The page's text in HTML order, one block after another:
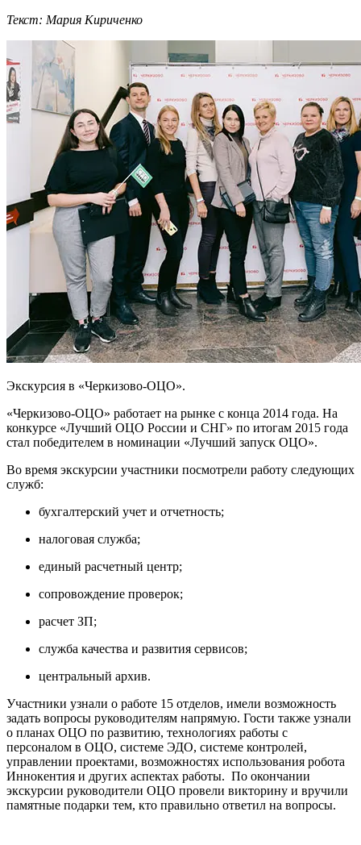
Текст: Мария Кириченко
Экскурсия в «Черкизово-ОЦО».
«Черкизово-ОЦО» работает на рынке с конца 2014 года. На
конкурсе «Лучший ОЦО России и СНГ» по итогам 2015 года
стал победителем в номинации «Лучший запуск ОЦО».
Во время экскурсии участники посмотрели работу следующих
служб:
бухгалтерский учет и отчетность;
налоговая служба;
единый расчетный центр;
сопровождение проверок;
расчет ЗП;
служба качества и развития сервисов;
центральный архив.
Участники узнали о работе 15 отделов, имели возможность
задать вопросы руководителям напрямую. Гости также узнали
о планах ОЦО по развитию, технологиях работы с
персоналом в ОЦО, системе ЭДО, системе контролей,
управлении проектами, возможностях использования робота
Иннокентия и других аспектах работы. По окончании
экскурсии руководители ОЦО провели викторину и вручили
памятные подарки тем, кто правильно ответил на вопросы.